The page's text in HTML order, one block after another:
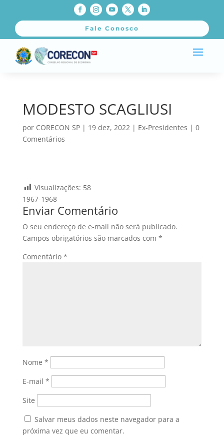
Fale Conosco
MODESTO SCAGLIUSI
por CORECON SP| 19 dez, 2022 | Ex-Presidentes | 0
Comentários
Visualizações: 58
1967-1968
Enviar Comentário
O seu endereço de e-mail não será publicado.
Campos obrigatórios são marcados com *
Comentário *
Nome *
E-mail *
Site
Salvar meus dados neste navegador para a
próxima vez que eu comentar.